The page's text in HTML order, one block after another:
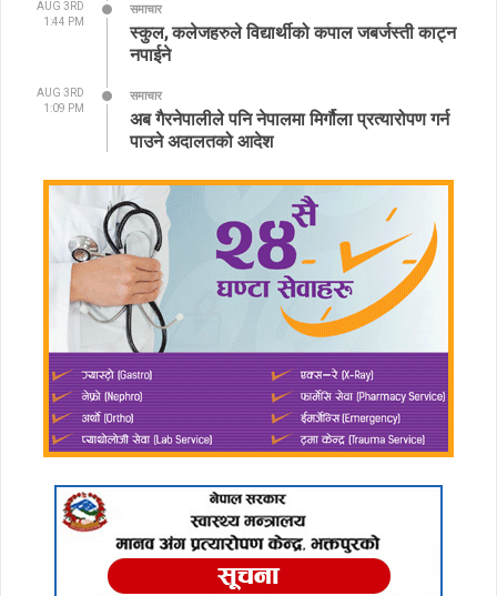
AUG 3RD
1:44 PM
समाचार
स्कुल, कलेजहरुले विद्यार्थीको कपाल जबर्जस्ती काट्न
नपाईने
AUG 3RD
1:09 PM
समाचार
अब गैरनेपालीले पनि नेपालमा मिर्गौला प्रत्यारोपण गर्न
पाउने अदालतको आदेश